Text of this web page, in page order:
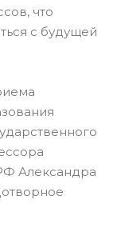
что
с будущей
Александра